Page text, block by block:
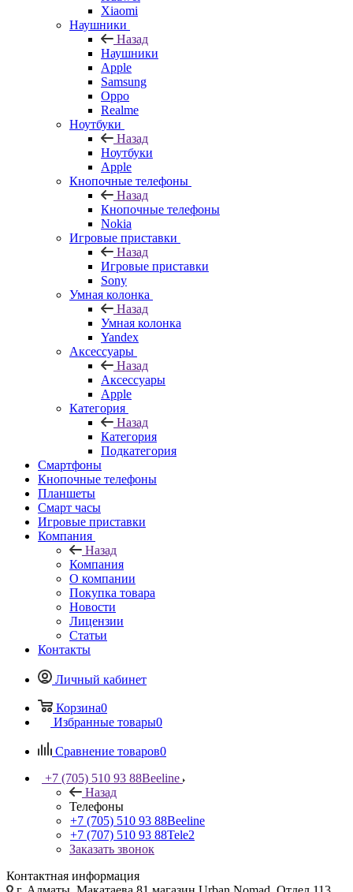
Xiaomi
Наушники
Назад
Наушники
Apple
Samsung
Oppo
Realme
Ноутбуки
Назад
Ноутбуки
Apple
Кнопочные телефоны
Назад
Кнопочные телефоны
Nokia
Игровые приставки
Назад
Игровые приставки
Sony
Умная колонка
Назад
Умная колонка
Yandex
Аксессуары
Назад
Аксессуары
Apple
Категория
Назад
Категория
Подкатегория
Смартфоны
Кнопочные телефоны
Планшеты
Смарт часы
Игровые приставки
Компания
Назад
Компания
О компании
Покупка товара
Новости
Лицензии
Статьи
Контакты
Личный кабинет
Корзина0
Избранные товары0
Сравнение товаров0
+7 (705) 510 93 88Beeline
Назад
Телефоны
+7 (705) 510 93 88Beeline
+7 (707) 510 93 88Tele2
Заказать звонок
Контактная информация